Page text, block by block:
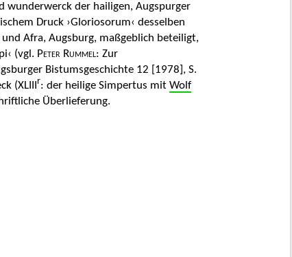
wunderwerck der hailigen, Augspurger
Druck ›Gloriosorum‹ desselben
Afra, Augsburg, maßgeblich beteiligt,
(vgl. Peter Rummel: Zur
Bistumsgeschichte 12 [1978], S.
(XLIII
r: der heilige Simpertus mit Wolf
Überlieferung.